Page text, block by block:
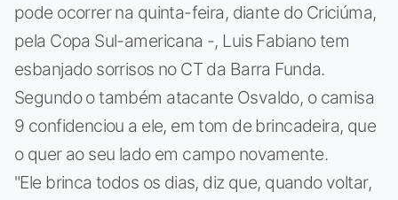
pode ocorrer na quinta-feira, diante do Criciúma,
pela Copa Sul-americana -, Luis Fabiano tem
esbanjado sorrisos no CT da Barra Funda.
Segundo o também atacante Osvaldo, o camisa
9 confidenciou a ele, em tom de brincadeira, que
o quer ao seu lado em campo novamente.
"Ele brinca todos os dias, diz que, quando voltar,